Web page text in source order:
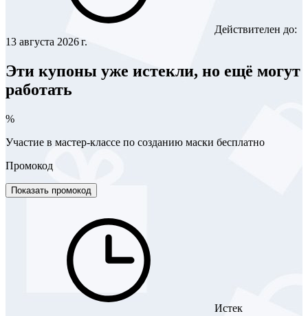
Действителен до:
13 августа 2026 г.
Эти купоны уже истекли, но ещё могут
работать
%
Участие в мастер-классе по созданию маски бесплатно
Промокод
Показать промокод
Истек